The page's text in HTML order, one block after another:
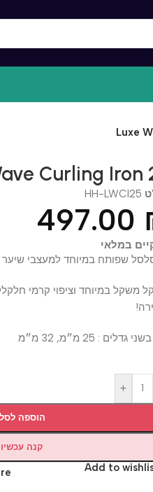
Curling
HH-
במלאי
שפותח במיוחד למעצבי שיער
במיוחד וציפוי קרמי חלקלק,
: 25 מ״מ, 32 מ״מ
+
הוספה לסל
קנה עכשיו
Add to
Share: